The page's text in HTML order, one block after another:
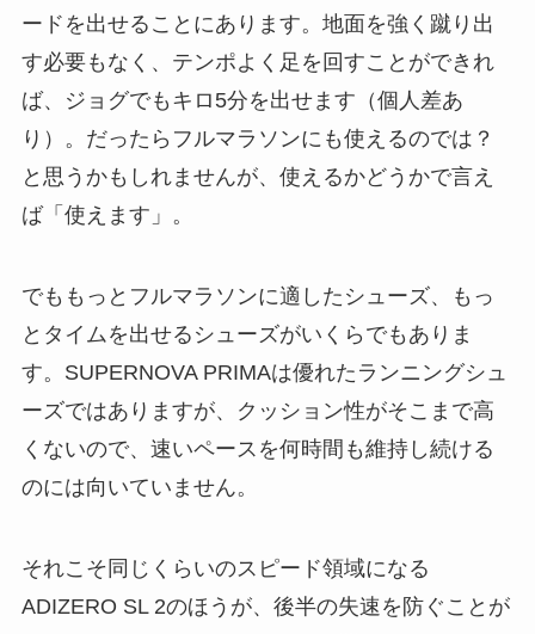
ードを出せることにあります。地面を強く蹴り出
す必要もなく、テンポよく足を回すことができれ
ば、ジョグでもキロ5分を出せます（個人差あ
り）。だったらフルマラソンにも使えるのでは？
と思うかもしれませんが、使えるかどうかで言え
ば「使えます」。
でももっとフルマラソンに適したシューズ、もっ
とタイムを出せるシューズがいくらでもありま
す。SUPERNOVA PRIMAは優れたランニングシュ
ーズではありますが、クッション性がそこまで高
くないので、速いペースを何時間も維持し続ける
のには向いていません。
それこそ同じくらいのスピード領域になる
ADIZERO SL 2のほうが、後半の失速を防ぐことが